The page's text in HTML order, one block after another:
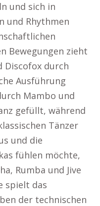
und sich in
und Rhythmen
Bewegungen zieht
Discofox durch
Ausführung
Mambo und
gefüllt, während
Tänzer
und die
fühlen möchte,
Rumba und Jive
spielt das
der technischen